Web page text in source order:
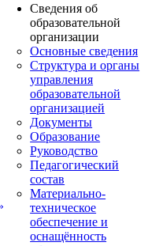
Сведения об
образовательной
организации
Основные сведения
Структура и органы
управления
образовательной
организацией
Документы
Образование
Руководство
Педагогический
состав
Материально-
техническое
обеспечение и
оснащённость